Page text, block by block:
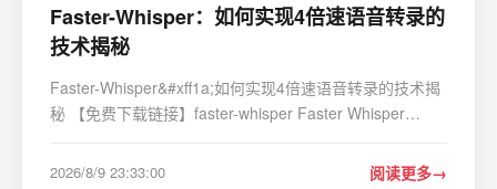
Faster-Whisper：如何实现4倍速语音转录的
技术揭秘
Faster-Whisper&#xff1a;如何实现4倍速语音转录的技术揭
秘 【免费下载链接】faster-whisper Faster Whisper
https://gitcode.com/GitHub_Trending/fa/faster-whisper
2026/8/9 23:33:00 阅读更多